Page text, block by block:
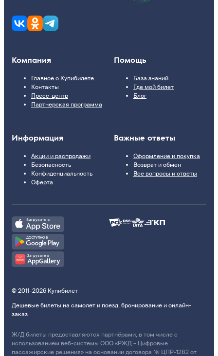
Компания
Главное о Купибилете
Контакты
Пресс-центр
Партнерская программа
Помощь
База знаний
Где мой билет
Блог
Информация
Акции и распродажи
Безопасность
Конфиденциальность
Оферта
Важные ответы
Оформление и покупка
Возврат и обмен
Все вопросы и ответы
© 2011–2026 Купибилет
Дешевые билеты на самолет и поезд, бронирование и онлайн-
заказ
Ж/Д билеты предоставляются партнёрами, в том числе с
использованием веб-системы ООО «РЖД – Цифровые
пассажирские решения» на основании договора № ЦПР-1282 от